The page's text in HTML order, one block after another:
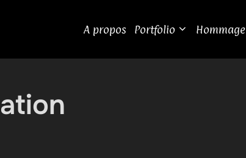
A propos Portfolio Hommage